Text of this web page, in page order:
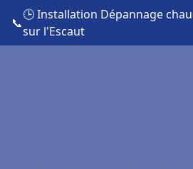
📞
🕒 Installation Dépannage
sur l'Escaut